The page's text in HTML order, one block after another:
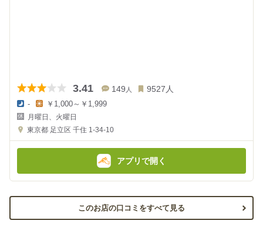
3.41 149 人 9527 人
夜
の
金
-
昼
の
金
額
￥1,000～￥1,999
月曜日、火曜日
東京都 足立区 千住 1-34-10
アプリで開く
このお店の口コミをすべて見る